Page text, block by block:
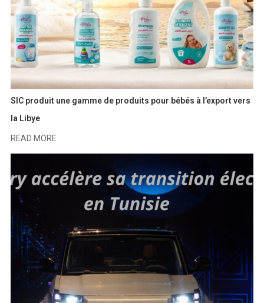
SIC produit une gamme de produits pour bébés à l’export vers
la Libye
READ MORE